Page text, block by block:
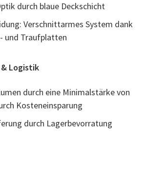
durch blaue Deckschicht
Verschnittarmes System dank
und Traufplatten
Logistik
durch eine Minimalstärke von
Kosteneinsparung
durch Lagerbevorratung